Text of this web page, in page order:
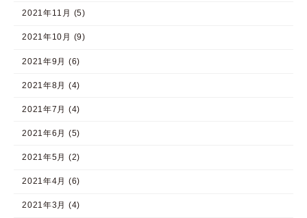
2021年11月 (5)
2021年10月 (9)
2021年9月 (6)
2021年8月 (4)
2021年7月 (4)
2021年6月 (5)
2021年5月 (2)
2021年4月 (6)
2021年3月 (4)